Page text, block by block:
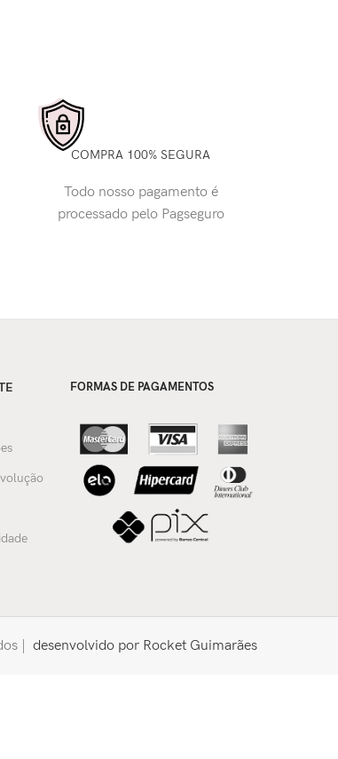
COMPRA 100% SEGURA
Todo nosso pagamento é
processado pelo Pagseguro
FORMAS DE PAGAMENTOS
|desenvolvido por Rocket Guimarães